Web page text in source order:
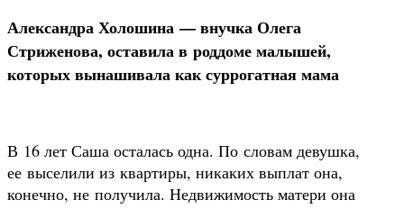
Александра Холошина — внучка Олега
Стриженова, оставила в роддоме малышей,
которых вынашивала как суррогатная мама
В 16 лет Саша осталась одна. По словам девушка,
ее выселили из квартиры, никаких выплат она,
конечно, не получила. Недвижимость матери она